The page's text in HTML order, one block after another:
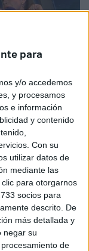
para
y/o accedemos
y procesamos
e información
y contenido
Con su
utilizar datos de
mediante las
para otorgarnos
socios para
descrito. De
más detallada y
negar su
de
días de Feria
en todas sus